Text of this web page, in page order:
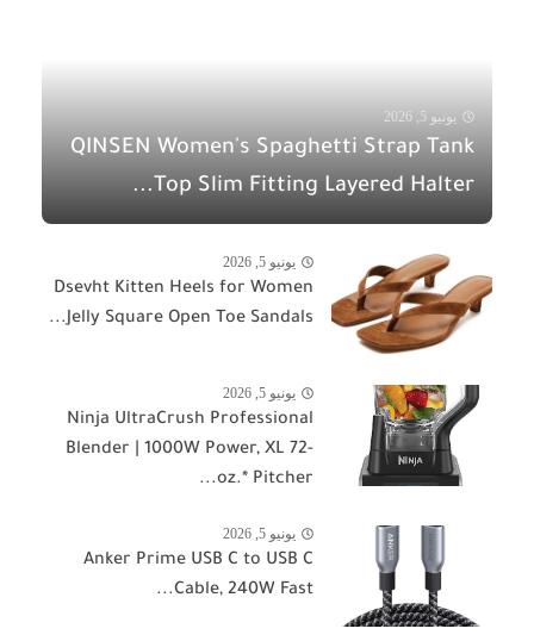
يونيو 5, 2026
QINSEN Women's Spaghetti Strap Tank
Top Slim Fitting Layered Halter...
يونيو 5, 2026
Dsevht Kitten Heels for Women
Jelly Square Open Toe Sandals...
يونيو 5, 2026
Ninja UltraCrush Professional
Blender | 1000W Power, XL 72-
oz.* Pitcher...
يونيو 5, 2026
Anker Prime USB C to USB C
Cable, 240W Fast...